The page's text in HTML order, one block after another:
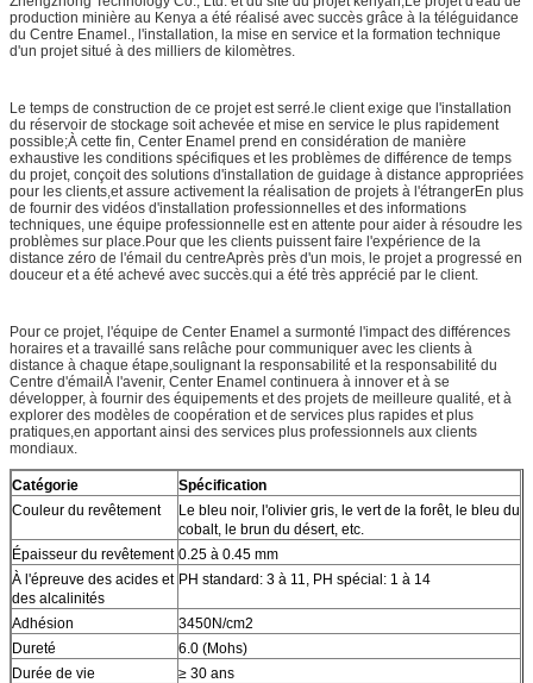
production minière au Kenya a été réalisé avec succès grâce à la téléguidance
du Centre Enamel., l'installation, la mise en service et la formation technique
d'un projet situé à des milliers de kilomètres.
Le temps de construction de ce projet est serré.le client exige que l'installation
du réservoir de stockage soit achevée et mise en service le plus rapidement
possible;À cette fin, Center Enamel prend en considération de manière
exhaustive les conditions spécifiques et les problèmes de différence de temps
du projet, conçoit des solutions d'installation de guidage à distance appropriées
pour les clients,et assure activement la réalisation de projets à l'étrangerEn plus
de fournir des vidéos d'installation professionnelles et des informations
techniques, une équipe professionnelle est en attente pour aider à résoudre les
problèmes sur place.Pour que les clients puissent faire l'expérience de la
distance zéro de l'émail du centreAprès près d'un mois, le projet a progressé en
douceur et a été achevé avec succès.qui a été très apprécié par le client.
Pour ce projet, l'équipe de Center Enamel a surmonté l'impact des différences
horaires et a travaillé sans relâche pour communiquer avec les clients à
distance à chaque étape,soulignant la responsabilité et la responsabilité du
Centre d'émailÀ l'avenir, Center Enamel continuera à innover et à se
développer, à fournir des équipements et des projets de meilleure qualité, et à
explorer des modèles de coopération et de services plus rapides et plus
pratiques,en apportant ainsi des services plus professionnels aux clients
mondiaux.
Catégorie
Spécification
Couleur du revêtement
Le bleu noir, l'olivier gris, le vert de la forêt, le bleu du
cobalt, le brun du désert, etc.
Épaisseur du revêtement 0.25 à 0.45 mm
À l'épreuve des acides et
des alcalinités
PH standard: 3 à 11, PH spécial: 1 à 14
Adhésion
3450N/cm2
Dureté
6.0 (Mohs)
Durée de vie
≥ 30 ans